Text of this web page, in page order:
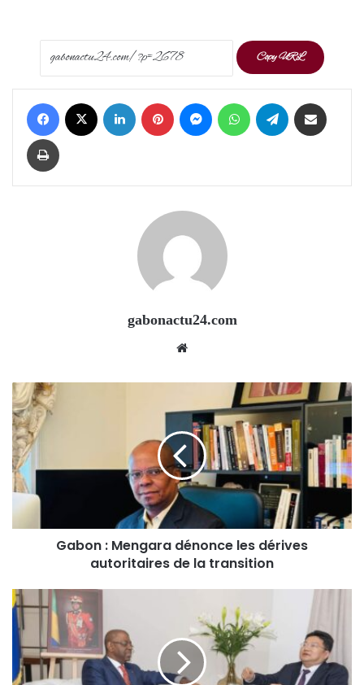
Copy URL
Facebook LinkedIn Pinterest Messenger WhatsApp Telegram
Print
gabonactu24.com
Gabon : Mengara dénonce les dérives
autoritaires de la transition